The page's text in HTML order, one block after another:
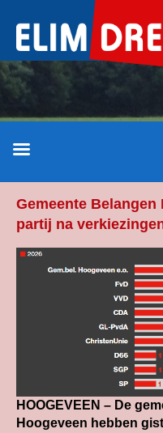
naar
inhoud
Gemeente
partij na
HOOGEVEEN – De
Hoogeveen hebben